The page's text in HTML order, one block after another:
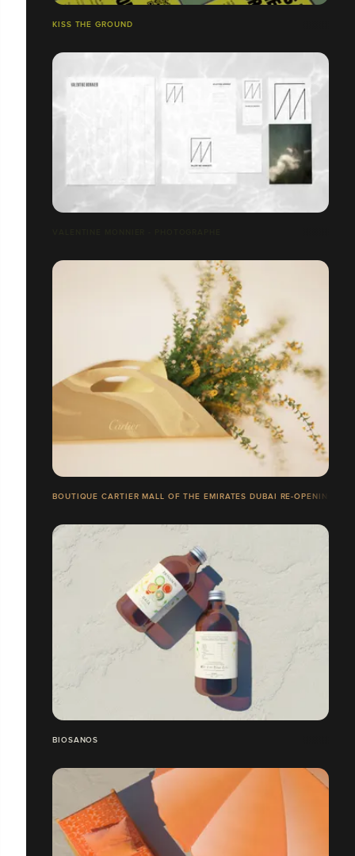
KISS THE GROUND
BOUTIQUE CARTIER MALL OF THE EMIRATES DUBAI RE-OPENING
BIOSANOS